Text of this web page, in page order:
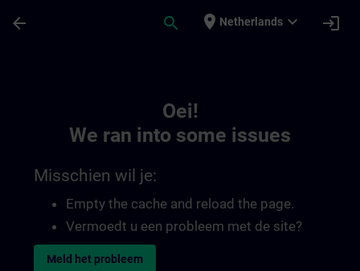
arrow_back search place Netherlands expand_more login
Oei!
We ran into some issues
Misschien wil je:
Empty the cache and reload the page.
Vermoedt u een probleem met de site?
Meld het probleem